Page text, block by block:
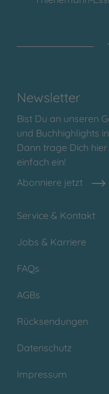
Newsletter
Bist Du an unseren
und Buchhighlights
Dann trage Dich
einfach ein!
Abonniere jetzt
Service & Kontakt
Jobs & Karriere
FAQs
AGBs
Rücksendungen
Datenschutz
Impressum